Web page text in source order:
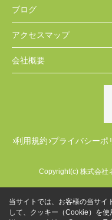
ブログ
アクセスマップ
会社概要
利用規約 プライバシーポ
Copyright(c) 株式会社
当サイトでは、お客様の当サイ
して、クッキー（Cookie）を使